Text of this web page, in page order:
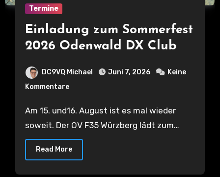
Termine
Einladung zum Sommerfest
2026 Odenwald DX Club
DC9VQ Michael Juni 7, 2026
Keine
Kommentare
Am 15. und16. August ist es mal wieder
soweit. Der OV F35 Würzberg lädt zum…
Read More